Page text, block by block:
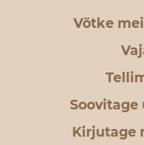
Võtke
Soovitage
Kirjutage